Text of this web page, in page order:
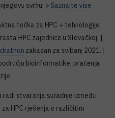
svrhu. > Saznajte vise
točka za HPC + tehnologije
HPC zajednice u Slovačkoj. |
zakazan za svibanj 2021. |
bioinformatike, praćenja
stvaranja suradnje između
HPC rješenja o različitim